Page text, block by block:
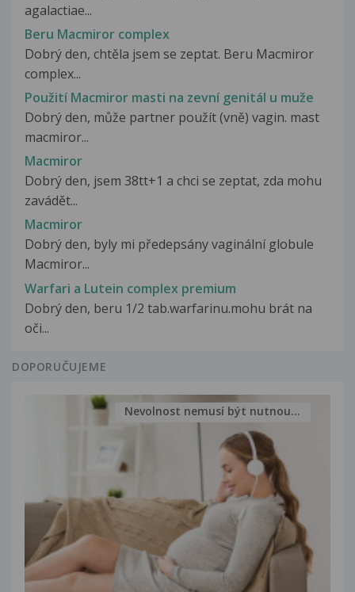
agalactiae...
Beru Macmiror complex
Dobrý den, chtěla jsem se zeptat. Beru Macmiror
complex...
Použití Macmiror masti na zevní genitál u muže
Dobrý den, může partner použít (vně) vagin. mast
macmiror...
Macmiror
Dobrý den, jsem 38tt+1 a chci se zeptat, zda mohu
zavádět...
Macmiror
Dobrý den, byly mi předepsány vaginální globule
Macmiror...
Warfari a Lutein complex premium
Dobrý den, beru 1/2 tab.warfarinu.mohu brát na
oči...
DOPORUČUJEME
Nevolnost nemusí být nutnou...